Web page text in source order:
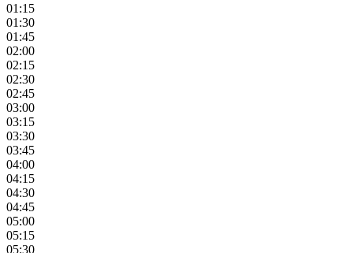
01:15
01:30
01:45
02:00
02:15
02:30
02:45
03:00
03:15
03:30
03:45
04:00
04:15
04:30
04:45
05:00
05:15
05:30